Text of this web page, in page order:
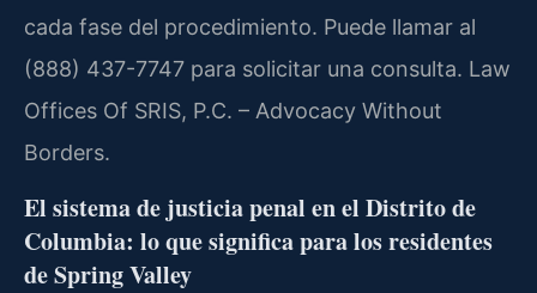
cada fase del procedimiento. Puede llamar al
(888) 437-7747 para solicitar una consulta. Law
Offices Of SRIS, P.C. – Advocacy Without
Borders.
El sistema de justicia penal en el Distrito de
Columbia: lo que significa para los residentes
de Spring Valley